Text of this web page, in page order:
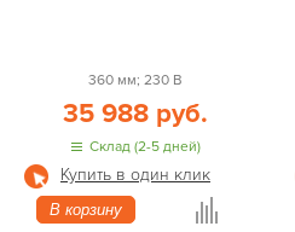
360 мм; 230 В
35 988 руб.
Склад (2-5 дней)
Купить в один клик
В корзину